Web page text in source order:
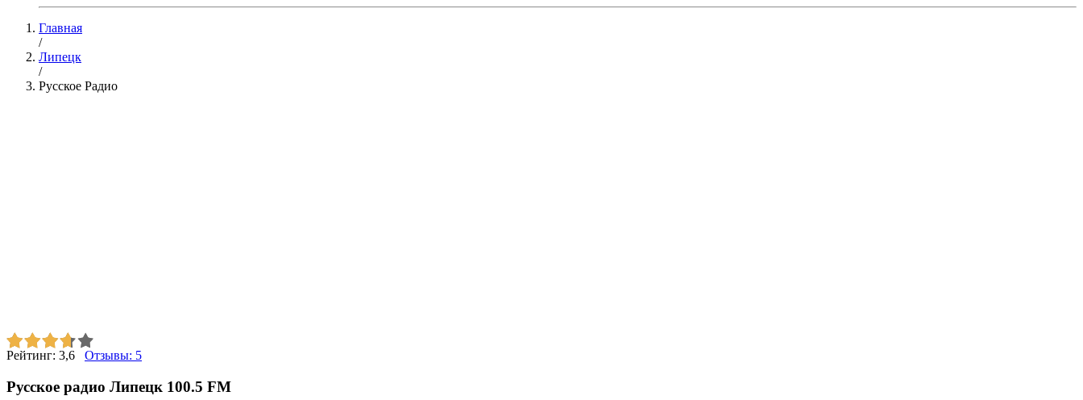
Главная
/
Липецк
/
Русское Радио
Рейтинг: 3,6 Отзывы: 5
Русское радио Липецк 100.5 FM